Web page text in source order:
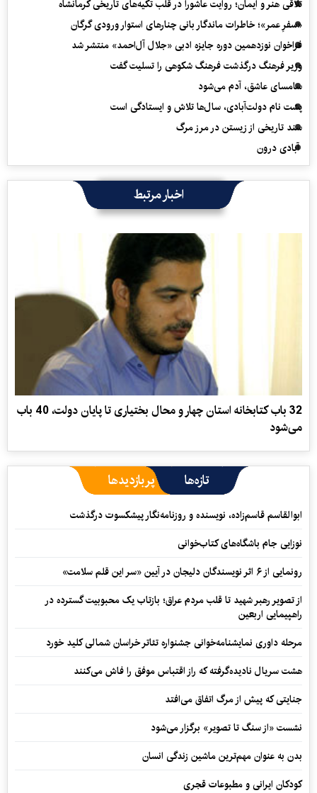
تلاقی هنر و ایمان؛ روایت عاشورا در قلب تکیه‌های تاریخی کرمانشاه
«سفرِ عمر»؛ خاطرات ماندگار بانی چنارهای استوار ورودی گرگان
فراخوان نوزدهمین دوره جایزه ادبی «جلال آل‌احمد» منتشر شد
وزیر فرهنگ درگذشت فرهنگ شکوهی را تسلیت گفت
سامسای عاشق، آدم می‌شود
پشت نام دولت‌آبادی، سال‌ها تلاش و ایستادگی است
سند تاریخی از زیستن در مرز مرگ
آبادی درون
اخبار مرتبط
32 باب کتابخانه استان چهار و محال بختیاری تا پایان دولت، 40 باب
می‌شود
تازه‌ها پربازدیدها
ابوالقاسم قاسم‌زاده، نویسنده و روزنامه‌نگار پیشکسوت درگذشت
نوزایی جام باشگاه‌های کتاب‌خوانی
رونمایی از ۶ اثر نویسندگان دلیجان در آیین «سر این قلم سلامت»
از تصویر رهبر شهید تا قلب مردم عراق؛ بازتاب یک محبوبیت گسترده در
راهپیمایی اربعین
مرحله داوری نمایشنامه‌خوانی جشنواره تئاتر خراسان شمالی کلید خورد
هشت سریال نادیده‌گرفته که راز اقتباس موفق را فاش می‌کنند
جنایتی که پیش از مرگ اتفاق می‌افتد
نشست «از سنگ تا تصویر» برگزار می‌شود
بدن به عنوان مهم‌ترین ماشین زندگی انسان
کودکان ایرانی و مطبوعات قجری